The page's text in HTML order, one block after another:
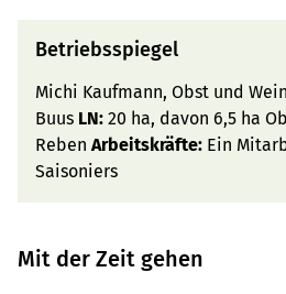
Betriebsspiegel
Michi Kaufmann, Obst und
Buus LN: 20 ha, davon 6,5 ha
Reben Arbeitskräfte: Ein
Saisoniers
Mit der Zeit gehen